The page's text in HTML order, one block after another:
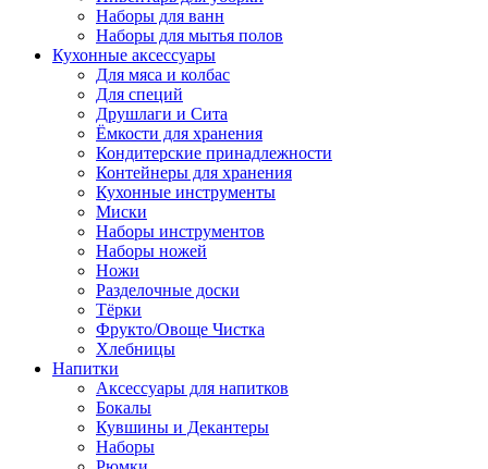
Наборы для ванн
Наборы для мытья полов
Кухонные аксессуары
Для мяса и колбас
Для специй
Друшлаги и Сита
Ёмкости для хранения
Кондитерские принадлежности
Контейнеры для хранения
Кухонные инструменты
Миски
Наборы инструментов
Наборы ножей
Ножи
Разделочные доски
Тёрки
Фрукто/Овоще Чистка
Хлебницы
Напитки
Аксессуары для напитков
Бокалы
Кувшины и Декантеры
Наборы